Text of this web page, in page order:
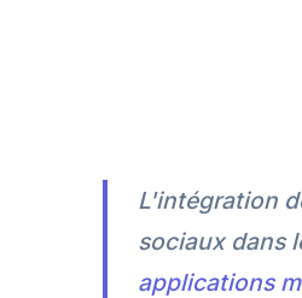
L'intégration
sociaux dans
applications